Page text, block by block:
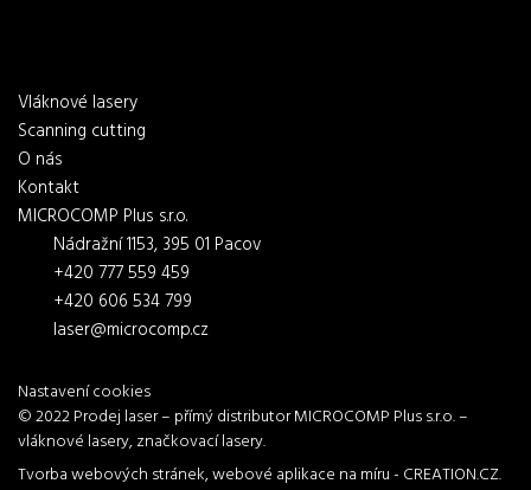
Vláknové lasery
Scanning cutting
O nás
Kontakt
MICROCOMP Plus s.r.o.
Nádražní 1153, 395 01 Pacov
+420 777 559 459
+420 606 534 799
laser@microcomp.cz
Nastavení cookies
© 2022Prodej laser– přímý distributorMICROCOMP Plus s.r.o.–
vláknové lasery,značkovací lasery.
Tvorba webových stránek,webové aplikace na míru- CREATION.CZ.